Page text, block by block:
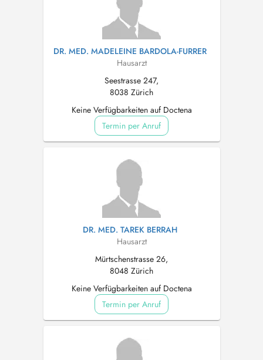
DR. MED. MADELEINE BARDOLA-FURRER
Hausarzt
Seestrasse 247,
8038 Zürich
Keine Verfügbarkeiten auf Doctena
Termin per Anruf
DR. MED. TAREK BERRAH
Hausarzt
Mürtschenstrasse 26,
8048 Zürich
Keine Verfügbarkeiten auf Doctena
Termin per Anruf